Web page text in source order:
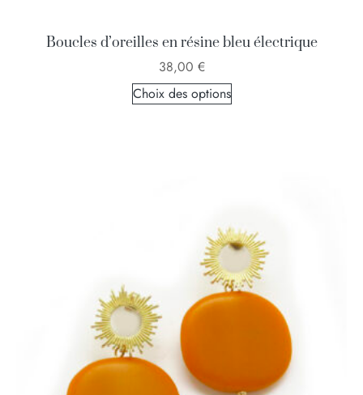
Boucles d’oreilles en résine bleu électrique
38,00 €
Choix des options